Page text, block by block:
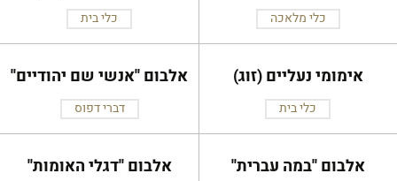
כלי מלאכה כלי בית
אימומי נעליים (זוג)
כלי בית
אלבום ''אנשי שם יהודיים''
דברי דפוס
אלבום ''במה עברית'' אלבום ''דגלי האומות''